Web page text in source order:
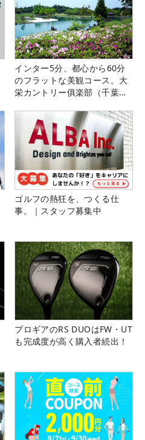
インター5分、都心から60分
のフラットな美観コース。大
栄カントリー俱楽部（千葉
ゴルフの熱狂を、つくる仕
事。｜スタッフ募集中
プロギアのRS DUOはFW・UT
も完成度が高く購入者続出！